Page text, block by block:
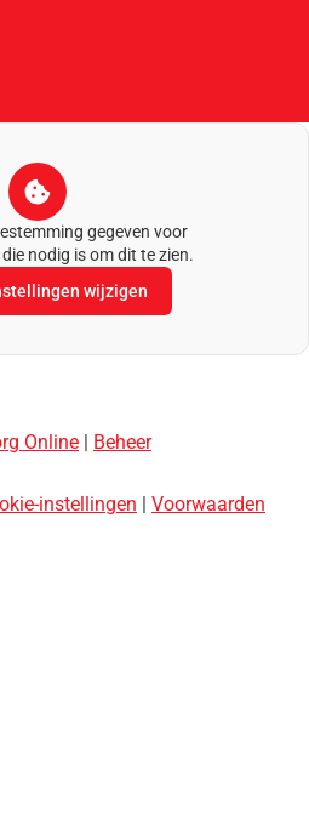
gegeven voor
die nodig is om dit te zien.
wijzigen
Online | Beheer
instellingen | Voorwaarden